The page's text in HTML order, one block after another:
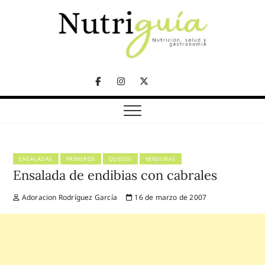
FacebookInstagram
Twitter
Telegram
Nutriguía (Desde
2002)
ENSALADAS PRIMEROS QUESOS VERDURAS
Ensalada de endibias con cabrales
Adoracion Rodríguez García 16 de marzo de 2007